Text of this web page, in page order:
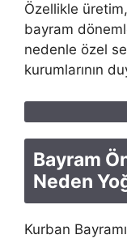
Özellikle
bayram
nedenle özel
kurumlarının
Bayram
Neden
Kurban